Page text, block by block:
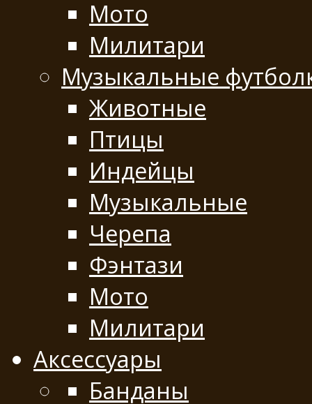
Мото
Милитари
Музыкальные
Животные
Птицы
Индейцы
Музыкальные
Черепа
Фэнтази
Мото
Милитари
Аксессуары
Банданы